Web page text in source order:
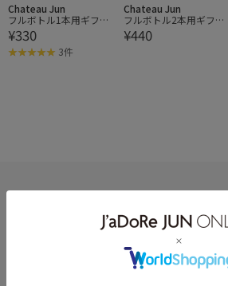
Chateau Jun
フルボトル1本用ギフト
ボックス
¥330
3件
Chateau Jun
フルボトル2本用ギフト
ボックス
¥440
HELP
何かお困りですか？